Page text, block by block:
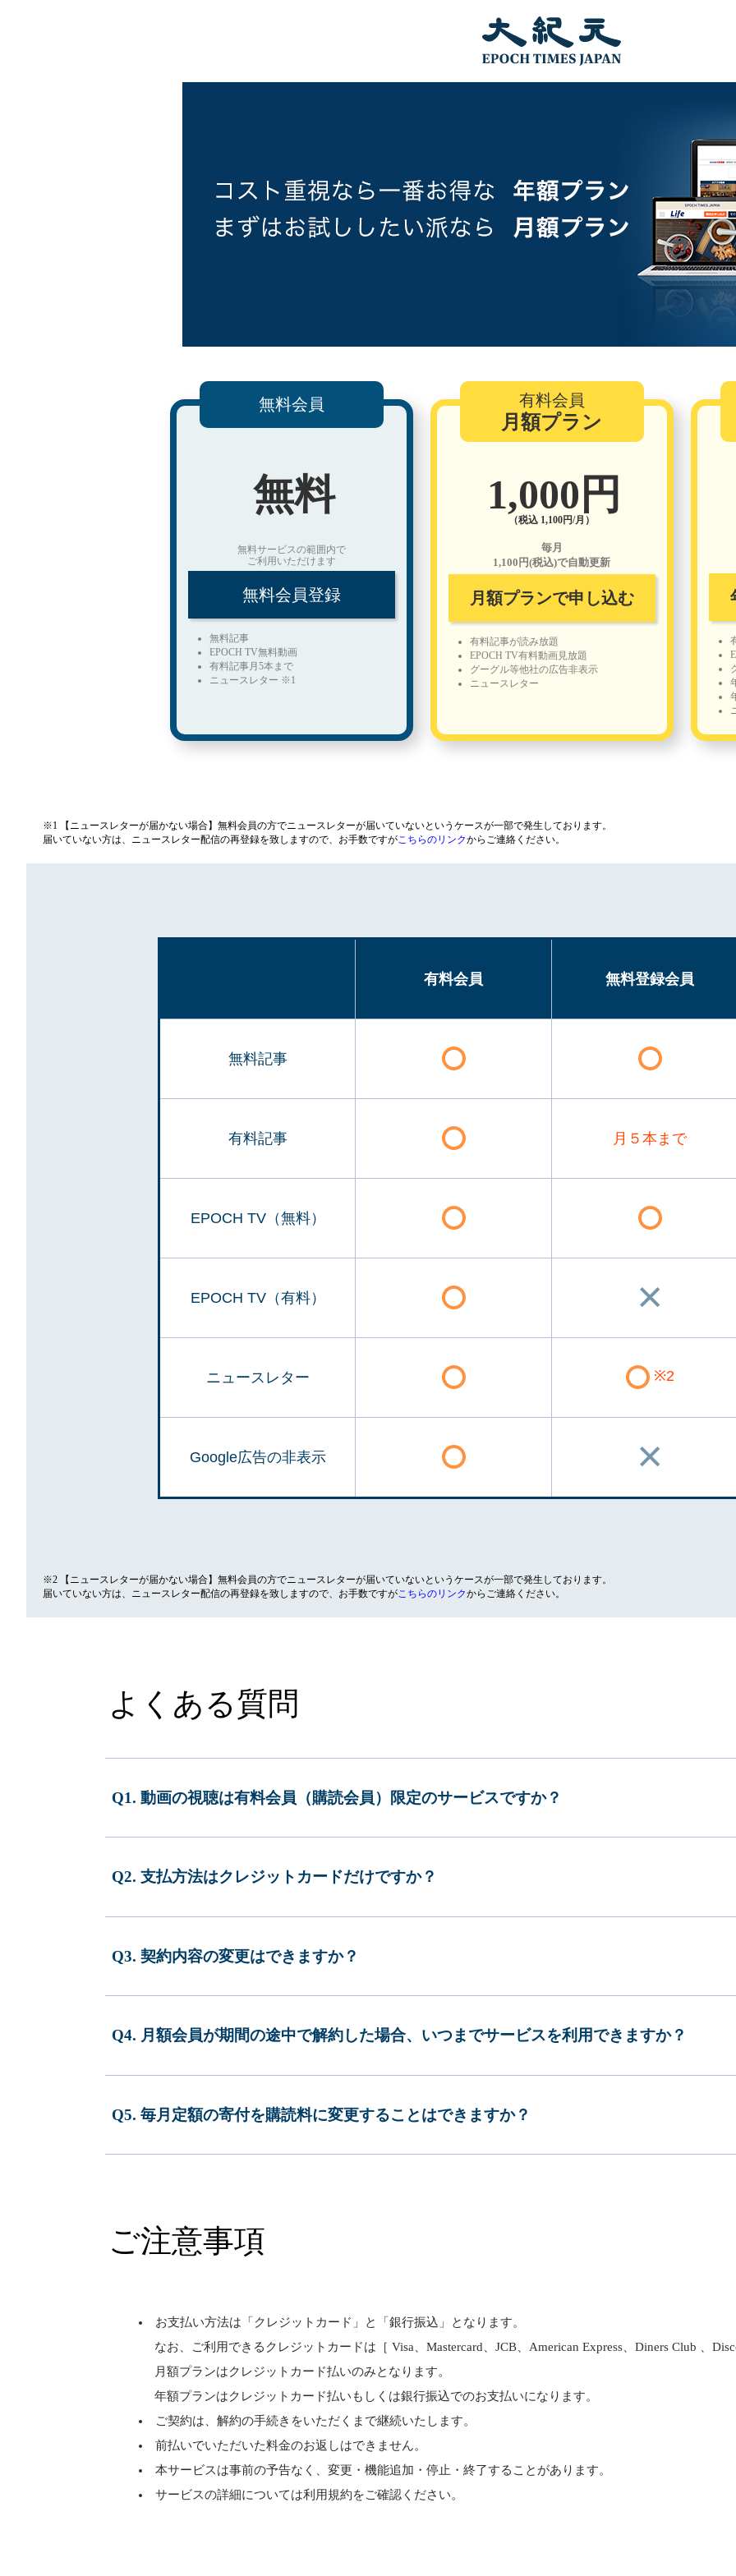
無料会員
無料
無料サービスの範囲内で
ご利用いただけます
無料会員登録
無料記事
EPOCH TV無料動画
有料記事月5本まで
ニュースレター ※1
有料会員
月額プラン
1,000円
（税込 1,100円/月）
毎月
1,100円(税込)で自動更新
月額プランで申し込む
有料記事が読み放題
EPOCH TV有料動画見放題
グーグル等他社の広告非表示
ニュースレター
※1 【ニュースレターが届かない場合】無料会員の方でニュースレターが届いていないというケースが一部で発生しております。
届いていない方は、ニュースレター配信の再登録を致しますので、お手数ですがこちらのリンクからご連絡ください。
有料会員 無料登録会員
無料記事
有料記事 月５本まで
EPOCH TV（無料）
EPOCH TV（有料）
ニュースレター ※2
Google広告の非表示
※2 【ニュースレターが届かない場合】無料会員の方でニュースレターが届いていないというケースが一部で発生しております。
届いていない方は、ニュースレター配信の再登録を致しますので、お手数ですがこちらのリンクからご連絡ください。
よくある質問
Q1. 動画の視聴は有料会員（購読会員）限定のサービスですか？
Q2. 支払方法はクレジットカードだけですか？
Q3. 契約内容の変更はできますか？
Q4. 月額会員が期間の途中で解約した場合、いつまでサービスを利用できますか？
Q5. 毎月定額の寄付を購読料に変更することはできますか？
ご注意事項
お支払い方法は「クレジットカード」と「銀行振込」となります。
なお、ご利用できるクレジットカードは［ Visa、Mastercard、JCB、American Express、Diners Club 、
月額プランはクレジットカード払いのみとなります。
年額プランはクレジットカード払いもしくは銀行振込でのお支払いになります。
ご契約は、解約の手続きをいただくまで継続いたします。
前払いでいただいた料金のお返しはできません。
本サービスは事前の予告なく、変更・機能追加・停止・終了することがあります。
サービスの詳細については利用規約をご確認ください。